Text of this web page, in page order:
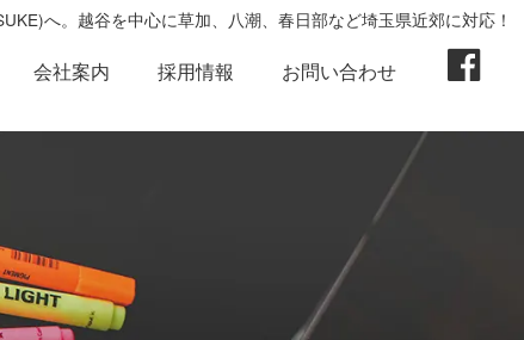
へ。越谷を中心に草加、八潮、春日部など埼玉県近郊に対応！
会社案内 採用情報 お問い合わせ